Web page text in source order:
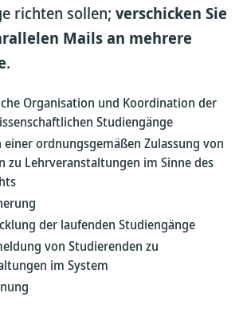
richten sollen; verschicken Sie
Mails an mehrere
.
Organisation und Koordination der
Studiengänge
einer ordnungsgemäßen Zulassung von
zu Lehrveranstaltungen im Sinne des
der laufenden Studiengänge
von Studierenden zu
im System